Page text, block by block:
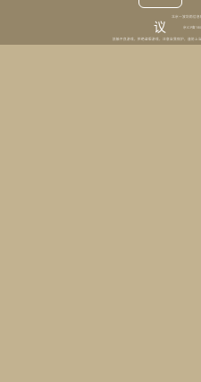
议
北京一波剑雨信息
京ICP备
抵触不良游戏，拒绝盗版游戏，注意自我保护，谨防上